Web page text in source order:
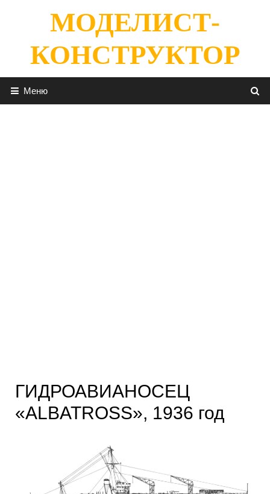
содержимомуМОДЕЛИСТ-
КОНСТРУКТОР
Меню
ГИДРОАВИАНОСЕЦ
«ALBATROSS», 1936 год